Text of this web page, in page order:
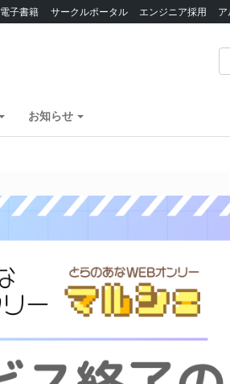
電子書籍 サークルポータル エンジニア採用
お知らせ